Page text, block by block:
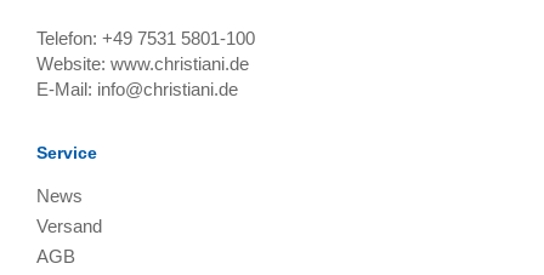
Telefon: +49 7531 5801-100
Website: www.christiani.de
E-Mail: info@christiani.de
Service
News
Versand
AGB